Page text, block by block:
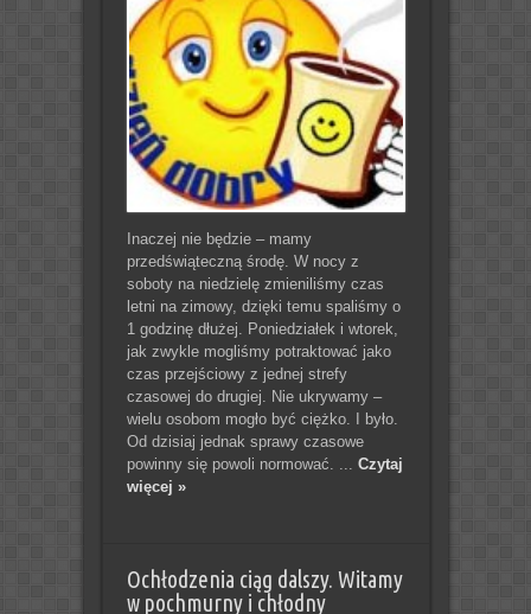
Inaczej nie będzie – mamy
przedświąteczną środę. W nocy z
soboty na niedzielę zmieniliśmy czas
letni na zimowy, dzięki temu spaliśmy o
1 godzinę dłużej. Poniedziałek i wtorek,
jak zwykle mogliśmy potraktować jako
czas przejściowy z jednej strefy
czasowej do drugiej. Nie ukrywamy –
wielu osobom mogło być ciężko. I było.
Od dzisiaj jednak sprawy czasowe
powinny się powoli normować. ... Czytaj
więcej »
Ochłodzenia ciąg dalszy. Witamy
w pochmurny i chłodny